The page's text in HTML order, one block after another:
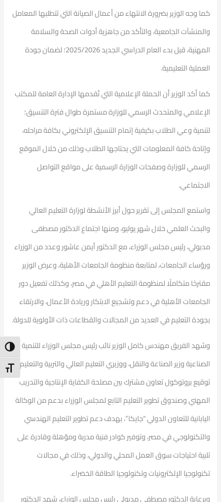
Size
كما وجه الوزير بضرورة الانتهاء من أعمال الصيانة التي تتطلبها المعامل
والمنشآت الجامعية، والتأكد من جاهزية أدوات الصحة والسلامة
المهنية، قبل بدء العام الدراسي الجديد 2025/2026؛ لضمان جودة
العملية التعليمية.
كما أكد الوزير أن الحملة الإعلامية التي تُقدمها الإدارة العامة للمكتب
الإعلامي والمتحدث الرسمي للوزارة مستمرة طوال فترة التنسيق؛
لتنمية وعي الطلاب بكيفية إتمام التنسيق الإلكتروني بكافة مراحله،
وإتاحة كافة المعلومات التي يحتاجها الطلاب وذلك من خلال الموقع
الرسمي للوزارة وصفحات الوزارة الرسمية على مواقع التواصل
الاجتماعي.
واستمع المجلس إلى تقرير حول أبرز الأنشطة لوزارة التعليم العالي
والبحث العلمي خلال شهر يوليو، ومنها اجتماع الدكتور مصطفى
مدبولي، رئيس مجلس الوزراء، مع الدكتور أيمن عاشور وعدد من الوزراء
ورؤساء الجامعات، لمتابعة منظومة الجامعات الأهلية، وعرض الوزير
مقترحًا متكاملًا لمنظومة التعليم الأهلي في مصر، وكذلك تفعيل دور
الجامعات الأهلية في دعم وتشجيع الابتكار وريادة الأعمال، والارتقاء
بجودة التعليم في العديد من المجالات والقطاعات ذات الأولوية للدولة.
وشهد الفريق مهندس كامل الوزير نائب رئيس مجلس الوزراء للتنمية
الصناعية وزير الصناعة والنقل، ووزيري التعليم العالي والتربية والتعليم
توقيع بروتوكول تعاون مشترك بين مصلحة الكفاية الإنتاجية والتدريب
المهني وصندوق تطوير التعليم التابع لمجلس الوزراء بدعم من الوكالة
اليابانية للتعاون الدولي “جايكا”، بهدف دعم تطوير التعليم الهندسي
والتكنولوجي في مصر، وتوفير كوادر فنية مدربة ومؤهلة وقادرة على
تلبية احتياجات سوق العمل المحلي والدولي، وذلك في مجالات
تكنولوجيا الإلكترونيات وتكنولوجيا الطاقة الخضراء.
وبرعاية الدكتور مصطفى مدبولي رئيس مجلس الوزراء، شهد الدكتور